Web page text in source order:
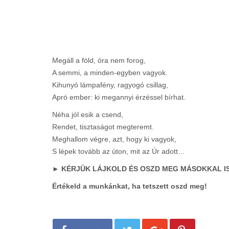
Megáll a föld, óra nem forog,
A semmi, a minden-egyben vagyok.
Kihunyó lámpafény, ragyogó csillag,
Apró ember: ki megannyi érzéssel bírhat.
Néha jól esik a csend,
Rendet, tisztaságot megteremt.
Meghallom végre, azt, hogy ki vagyok,
S lépek tovább az úton, mit az Úr adott…
► KÉRJÜK LÁJKOLD ÉS OSZD MEG MÁSOKKAL
Értékeld a munkánkat, ha tetszett oszd meg!